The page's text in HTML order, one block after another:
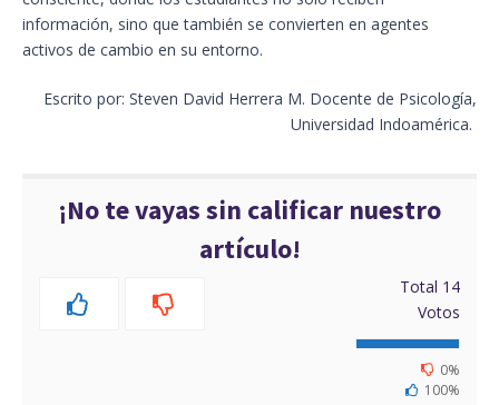
información, sino que también se convierten en agentes
activos de cambio en su entorno.
Escrito por: Steven David Herrera M. Docente de Psicología,
Universidad Indoamérica.
¡No te vayas sin calificar nuestro
artículo!
Total 14
Votos
0%
100%